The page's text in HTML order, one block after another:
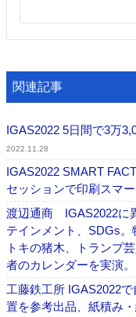
関連記事
IGAS2022 5日間で3万
2022.11.28
IGAS2022 SMART
セッションで印刷スマ
渡辺通商 IGAS2022に
テインメント、SDGs
トキの猪木、トランプ
者のカレンダーを実演。
工藤鉄工所 IGAS2022
置を参考出品、紙積み